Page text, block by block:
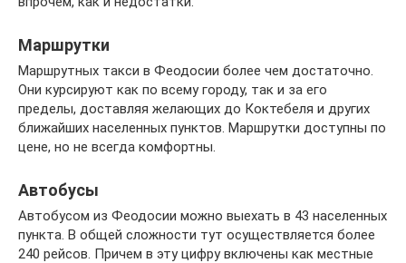
Маршрутки
Маршрутных такси в Феодосии более чем достаточно.
Они курсируют как по всему городу, так и за его
пределы, доставляя желающих до Коктебеля и других
ближайших населенных пунктов. Маршрутки доступны по
цене, но не всегда комфортны.
Автобусы
Автобусом из Феодосии можно выехать в 43 населенных
пункта. В общей сложности тут осуществляется более
240 рейсов. Причем в эту цифру включены как местные